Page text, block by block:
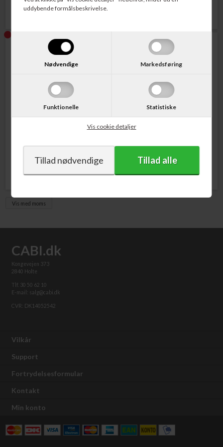
uddybende formålsbeskrivelse.
Nødvendige Markedsføring
Funktionelle Statistiske
Vis cookie detaljer
249,00 DKK 135,00
Vis med moms
CABI.dk
Kongevejen 373
2840 Holte
Tlf. 30 50 62 10
E-mail: salg@cabi.dk
CVR: DK14052542
Vilkår
Support
Fortrydelsesformular
Kontakt
Min konto